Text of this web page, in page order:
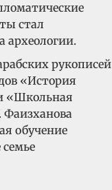
стал
археологии.
рукописей
«История
«Школьная
Фаизханова
обучение